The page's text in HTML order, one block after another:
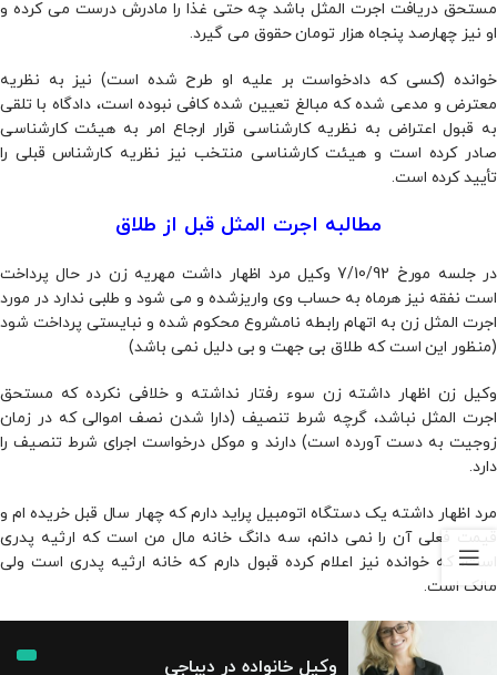
مستحق دریافت اجرت المثل باشد چه حتی غذا را مادرش درست می کرده و
او نیز چهارصد پنجاه هزار تومان حقوق می گیرد.
خوانده (کسی که دادخواست بر علیه او طرح شده است) نیز به نظریه
معترض و مدعی شده که مبالغ تعیین شده کافی نبوده است، دادگاه با تلقی
به قبول اعتراض به نظریه کارشناسی قرار ارجاع امر به هیئت کارشناسی
صادر کرده است و هیئت کارشناسی منتخب نیز نظریه کارشناس قبلی را
تأیید کرده است.
مطالبه اجرت المثل قبل از طلاق
در جلسه مورخ 7/10/92 وکیل مرد اظهار داشت مهریه زن در حال پرداخت
است نفقه نیز هرماه به حساب وی واریزشده و می شود و طلبی ندارد در مورد
اجرت المثل زن به اتهام رابطه نامشروع محکوم شده و نبایستی پرداخت شود
(منظور این است که طلاق بی جهت و بی دلیل نمی باشد)
وکیل زن اظهار داشته زن سوء رفتار نداشته و خلافی نکرده که مستحق
اجرت المثل نباشد، گرچه شرط تنصیف (دارا شدن نصف اموالی که در زمان
زوجیت به دست آورده است) دارند و موکل درخواست اجرای شرط تنصیف را
دارد.
مرد اظهار داشته یک دستگاه اتومبیل پراید دارم که چهار سال قبل خریده ام و
قیمت فعلی آن را نمی دانم، سه دانگ خانه مال من است که ارثیه پدری
است، که خوانده نیز اعلام کرده قبول دارم که خانه ارثیه پدری است ولی
مالک است.
وکیل خانواده در دیباجی